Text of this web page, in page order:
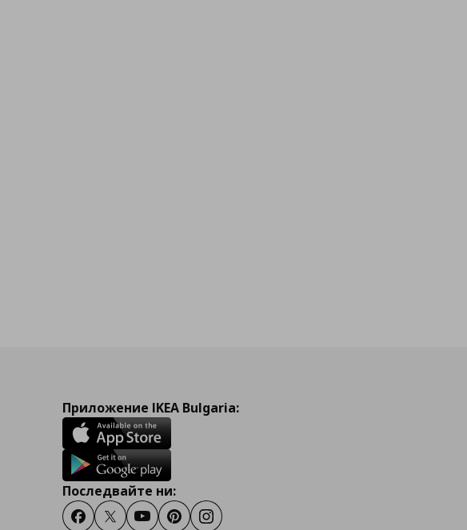
Приложение IKEA Bulgaria:
Последвайте ни:
FacebookTwitterYoutubePinterestInstagram